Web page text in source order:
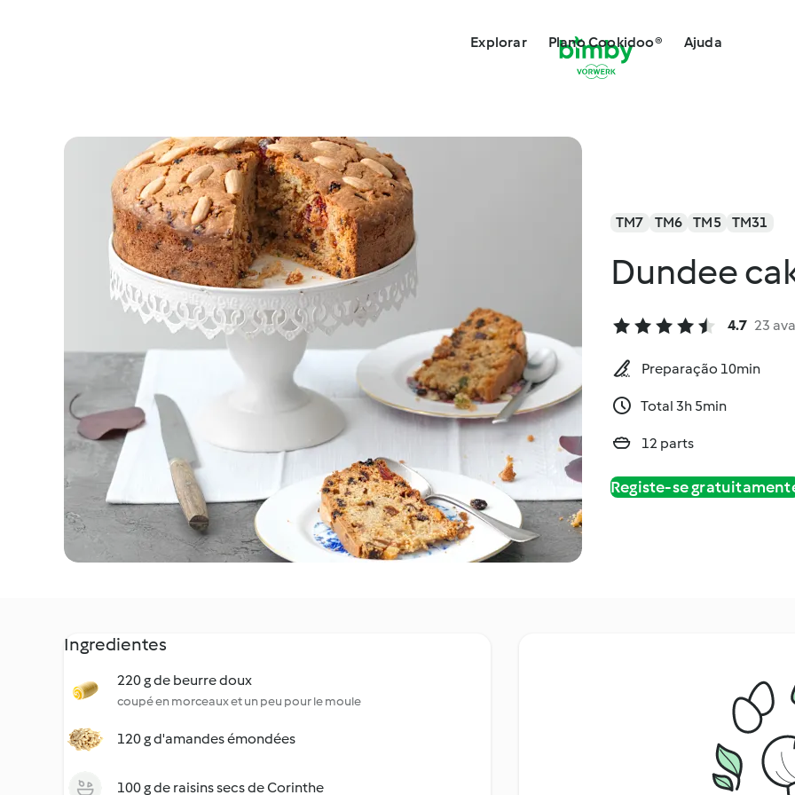
Explorar Plano Cookidoo® Ajuda
TM7 TM6 TM5 TM31
Dundee
4.7 23
Preparação 10min
Total 3h 5min
12 parts
Registe-se
Ingredientes
220 g de beurre doux
coupé en morceaux et un peu pour le moule
120 g d'amandes émondées
100 g de raisins secs de Corinthe